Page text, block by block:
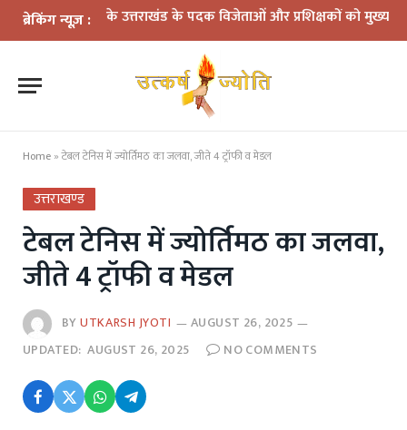
ब्रेकिंग न्यूज़ :
के उत्तराखंड के पदक विजेताओं और प्रशिक्षकों को मुख्यमंत्री धामी ने किया
Home »टेबल टेनिस में ज्योर्तिमठ का जलवा, जीते 4 ट्रॉफी व मेडल
उत्तराखण्ड
टेबल टेनिस में ज्योर्तिमठ का जलवा,
जीते 4 ट्रॉफी व मेडल
BYUTKARSH JYOTI
AUGUST 26, 2025
UPDATED: AUGUST 26, 2025 NO COMMENTS